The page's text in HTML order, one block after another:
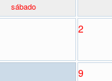
sábado
2
9